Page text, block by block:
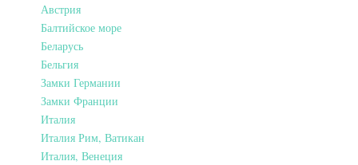
Австрия
Балтийское море
Беларусь
Бельгия
Замки Германии
Замки Франции
Италия
Италия Рим, Ватикан
Италия, Венеция